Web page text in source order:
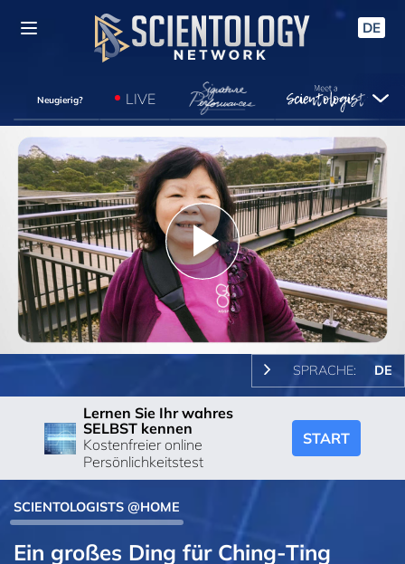
DE
Neugierig? LIVE
Play
Video
SPRACHE: DE
Lernen Sie Ihr wahres
SELBST kennen
Kostenfreier online
Persönlichkeitstest
START
SCIENTOLOGISTS @HOME
Ein großes Ding für Ching-Ting